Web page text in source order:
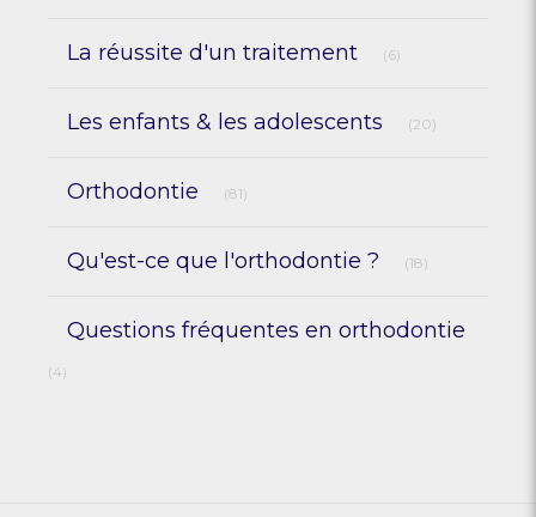
La réussite d'un traitement (6)
Les enfants & les adolescents (20)
Orthodontie (81)
Qu'est-ce que l'orthodontie ? (18)
Questions fréquentes en orthodontie
(4)